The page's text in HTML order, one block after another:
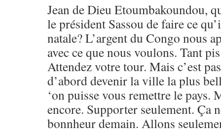
Jean de Dieu Etoumbakoundou,
le président Sassou de faire ce
natale? L’argent du Congo nous
avec ce que nous voulons. Tant
Attendez votre tour. Mais c’est
d’abord devenir la ville la plus
‘on puisse vous remettre le pays.
encore. Supporter seulement. Ça
bonnheur demain. Allons